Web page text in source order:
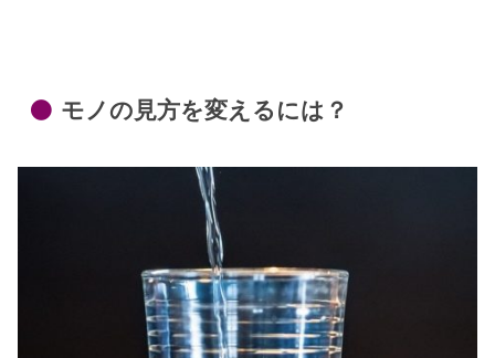
モノの見方を変えるには？